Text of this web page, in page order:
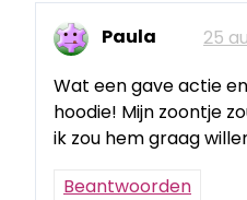
Paula
25
Wat een gave actie
hoodie! Mijn zoontje
ik zou hem graag
Beantwoorden